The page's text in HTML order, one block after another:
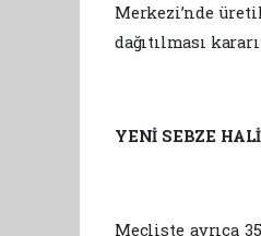
Merkezi’nde
dağıtılması
YENİ SEBZE
Mecliste ayrıca